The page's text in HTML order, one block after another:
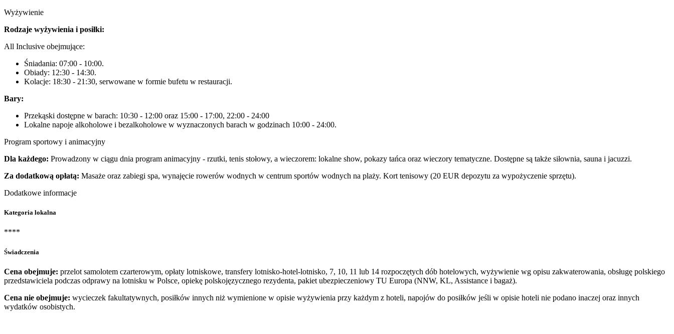
Wyżywienie
Rodzaje wyżywienia i posiłki:
All Inclusive obejmujące:
Śniadania: 07:00 - 10:00.
Obiady: 12:30 - 14:30.
Kolacje: 18:30 - 21:30, serwowane w formie bufetu w restauracji.
Bary:
Przekąski dostępne w barach: 10:30 - 12:00 oraz 15:00 - 17:00, 22:00 - 24:00
Lokalne napoje alkoholowe i bezalkoholowe w wyznaczonych barach w godzinach 10:00 - 24:00.
Program sportowy i animacyjny
Dla każdego: Prowadzony w ciągu dnia program animacyjny - rzutki, tenis stołowy, a wieczorem: lokalne show, pokazy tańca oraz wieczory tematyczne. Dostępne są także siłownia, sauna i jacuzzi.
Za dodatkową opłatą: Masaże oraz zabiegi spa, wynajęcie rowerów wodnych w centrum sportów wodnych na plaży. Kort tenisowy (20 EUR depozytu za wypożyczenie sprzętu).
Dodatkowe informacje
Kategoria lokalna
****
Świadczenia
Cena obejmuje: przelot samolotem czarterowym, opłaty lotniskowe, transfery lotnisko-hotel-lotnisko, 7, 10, 11 lub 14 rozpoczętych dób hotelowych, wyżywienie wg opisu zakwaterowania, obsługę polskiego
przedstawiciela podczas odprawy na lotnisku w Polsce, opiekę polskojęzycznego rezydenta, pakiet ubezpieczeniowy TU Europa (NNW, KL, Assistance i bagaż).
Cena nie obejmuje: wycieczek fakultatywnych, posiłków innych niż wymienione w opisie wyżywienia przy każdym z hoteli, napojów do posiłków jeśli w opisie hoteli nie podano inaczej oraz innych
wydatków osobistych.